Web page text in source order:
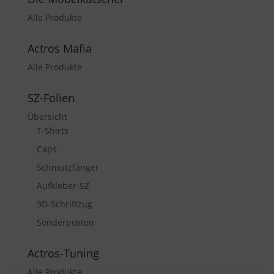
Alle Produkte
Actros Mafia
Alle Produkte
SZ-Folien
Übersicht
T-Shirts
Caps
Schmutzfänger
Aufkleber-SZ
3D-Schriftzug
Sonderposten
Actros-Tuning